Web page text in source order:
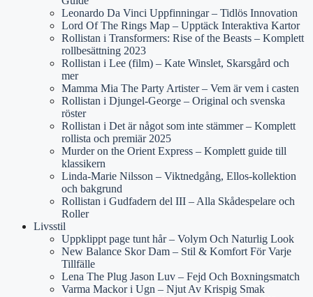
Leonardo Da Vinci Uppfinningar – Tidlös Innovation
Lord Of The Rings Map – Upptäck Interaktiva Kartor
Rollistan i Transformers: Rise of the Beasts – Komplett
rollbesättning 2023
Rollistan i Lee (film) – Kate Winslet, Skarsgård och
mer
Mamma Mia The Party Artister – Vem är vem i casten
Rollistan i Djungel-George – Original och svenska
röster
Rollistan i Det är något som inte stämmer – Komplett
rollista och premiär 2025
Murder on the Orient Express – Komplett guide till
klassikern
Linda-Marie Nilsson – Viktnedgång, Ellos-kollektion
och bakgrund
Rollistan i Gudfadern del III – Alla Skådespelare och
Roller
Livsstil
Uppklippt page tunt hår – Volym Och Naturlig Look
New Balance Skor Dam – Stil & Komfort För Varje
Tillfälle
Lena The Plug Jason Luv – Fejd Och Boxningsmatch
Varma Mackor i Ugn – Njut Av Krispig Smak